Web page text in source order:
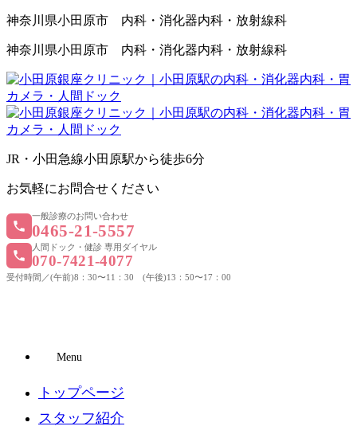
神奈川県小田原市 内科・消化器内科・放射線科
神奈川県小田原市 内科・消化器内科・放射線科
JR・小田急線小田原駅から徒歩6分
お気軽にお問合せくださ い
一般診療のお問い合わせ
0465-21-5557
人間ドック・健診 専用ダイヤル
070-7421-4077
受付時間／(午前)8：30〜11：30 (午後)13：50〜17：00
Menu
トップページ
スタッフ紹介